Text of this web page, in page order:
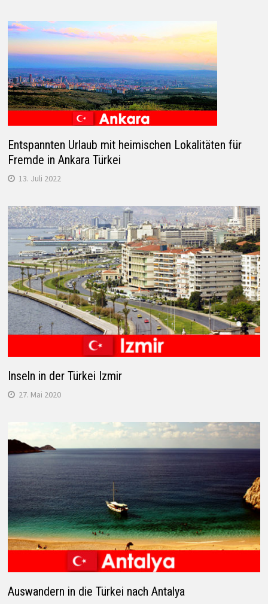
Entspannten Urlaub mit heimischen Lokalitäten für
Fremde in Ankara Türkei
13. Juli 2022
Inseln in der Türkei Izmir
27. Mai 2020
Auswandern in die Türkei nach Antalya